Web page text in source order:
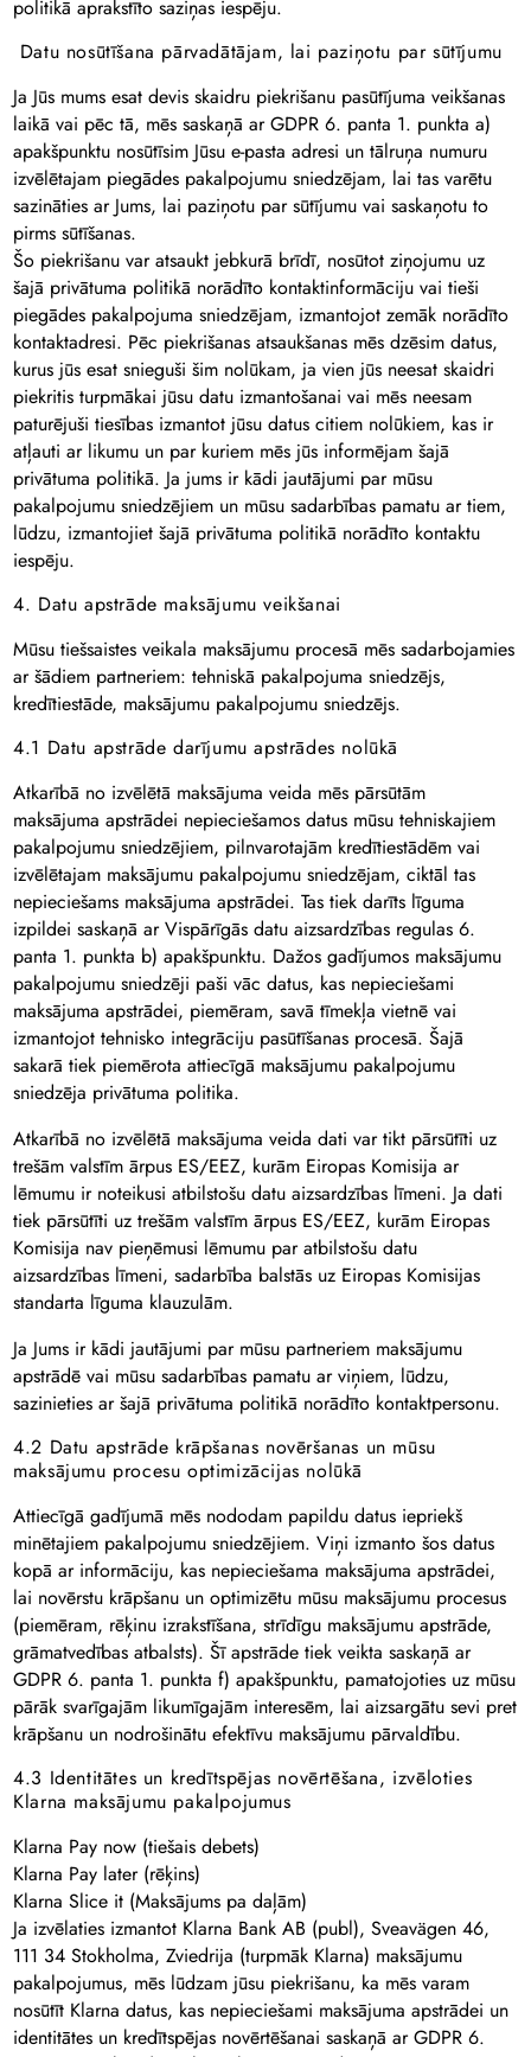
politikā aprakstīto saziņas iespēju.
Datu nosūtīšana pārvadātājam, lai paziņotu par sūtījumu
Ja Jūs mums esat devis skaidru piekrišanu pasūtījuma veikšanas
laikā vai pēc tā, mēs saskaņā ar GDPR 6. panta 1. punkta a)
apakšpunktu nosūtīsim Jūsu e-pasta adresi un tālruņa numuru
izvēlētajam piegādes pakalpojumu sniedzējam, lai tas varētu
sazināties ar Jums, lai paziņotu par sūtījumu vai saskaņotu to
pirms sūtīšanas.
Šo piekrišanu var atsaukt jebkurā brīdī, nosūtot ziņojumu uz
šajā privātuma politikā norādīto kontaktinformāciju vai tieši
piegādes pakalpojuma sniedzējam, izmantojot zemāk norādīto
kontaktadresi. Pēc piekrišanas atsaukšanas mēs dzēsim datus,
kurus jūs esat snieguši šim nolūkam, ja vien jūs neesat skaidri
piekritis turpmākai jūsu datu izmantošanai vai mēs neesam
paturējuši tiesības izmantot jūsu datus citiem nolūkiem, kas ir
atļauti ar likumu un par kuriem mēs jūs informējam šajā
privātuma politikā. Ja jums ir kādi jautājumi par mūsu
pakalpojumu sniedzējiem un mūsu sadarbības pamatu ar tiem,
lūdzu, izmantojiet šajā privātuma politikā norādīto kontaktu
iespēju.
4. Datu apstrāde maksājumu veikšanai
Mūsu tiešsaistes veikala maksājumu procesā mēs sadarbojamies
ar šādiem partneriem: tehniskā pakalpojuma sniedzējs,
kredītiestāde, maksājumu pakalpojumu sniedzējs.
4.1 Datu apstrāde darījumu apstrādes nolūkā
Atkarībā no izvēlētā maksājuma veida mēs pārsūtām
maksājuma apstrādei nepieciešamos datus mūsu tehniskajiem
pakalpojumu sniedzējiem, pilnvarotajām kredītiestādēm vai
izvēlētajam maksājumu pakalpojumu sniedzējam, ciktāl tas
nepieciešams maksājuma apstrādei. Tas tiek darīts līguma
izpildei saskaņā ar Vispārīgās datu aizsardzības regulas 6.
panta 1. punkta b) apakšpunktu. Dažos gadījumos maksājumu
pakalpojumu sniedzēji paši vāc datus, kas nepieciešami
maksājuma apstrādei, piemēram, savā tīmekļa vietnē vai
izmantojot tehnisko integrāciju pasūtīšanas procesā. Šajā
sakarā tiek piemērota attiecīgā maksājumu pakalpojumu
sniedzēja privātuma politika.
Atkarībā no izvēlētā maksājuma veida dati var tikt pārsūtīti uz
trešām valstīm ārpus ES/EEZ, kurām Eiropas Komisija ar
lēmumu ir noteikusi atbilstošu datu aizsardzības līmeni. Ja dati
tiek pārsūtīti uz trešām valstīm ārpus ES/EEZ, kurām Eiropas
Komisija nav pieņēmusi lēmumu par atbilstošu datu
aizsardzības līmeni, sadarbība balstās uz Eiropas Komisijas
standarta līguma klauzulām.
Ja Jums ir kādi jautājumi par mūsu partneriem maksājumu
apstrādē vai mūsu sadarbības pamatu ar viņiem, lūdzu,
sazinieties ar šajā privātuma politikā norādīto kontaktpersonu.
4.2 Datu apstrāde krāpšanas novēršanas un mūsu
maksājumu procesu optimizācijas nolūkā
Attiecīgā gadījumā mēs nododam papildu datus iepriekš
minētajiem pakalpojumu sniedzējiem. Viņi izmanto šos datus
kopā ar informāciju, kas nepieciešama maksājuma apstrādei,
lai novērstu krāpšanu un optimizētu mūsu maksājumu procesus
(piemēram, rēķinu izrakstīšana, strīdīgu maksājumu apstrāde,
grāmatvedības atbalsts). Šī apstrāde tiek veikta saskaņā ar
GDPR 6. panta 1. punkta f) apakšpunktu, pamatojoties uz mūsu
pārāk svarīgajām likumīgajām interesēm, lai aizsargātu sevi pret
krāpšanu un nodrošinātu efektīvu maksājumu pārvaldību.
4.3 Identitātes un kredītspējas novērtēšana, izvēloties
Klarna maksājumu pakalpojumus
Klarna Pay now (tiešais debets)
Klarna Pay later (rēķins)
Klarna Slice it (Maksājums pa daļām)
Ja izvēlaties izmantot Klarna Bank AB (publ), Sveavägen 46,
111 34 Stokholma, Zviedrija (turpmāk Klarna) maksājumu
pakalpojumus, mēs lūdzam jūsu piekrišanu, ka mēs varam
nosūtīt Klarna datus, kas nepieciešami maksājuma apstrādei un
identitātes un kredītspējas novērtēšanai saskaņā ar GDPR 6.